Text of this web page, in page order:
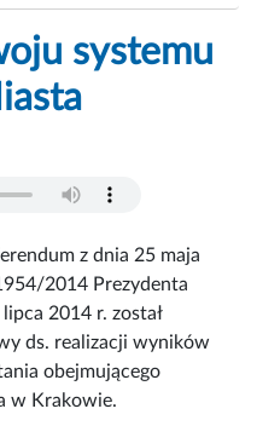
systemu
z dnia 25 maja
2014 Prezydenta
2014 r. został
ds. realizacji wyników
obejmującego
w Krakowie.